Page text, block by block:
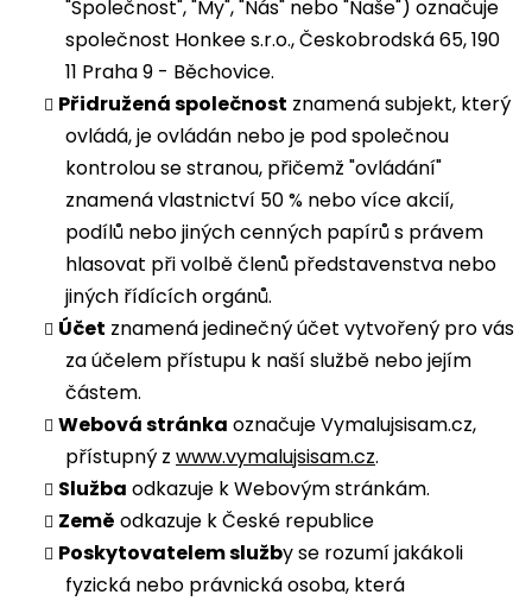
"Společnost", "My", "Nás" nebo "Naše") označuje
společnost Honkee s.r.o., Českobrodská 65, 190
11 Praha 9 - Běchovice.
Přidružená společnost znamená subjekt, který
ovládá, je ovládán nebo je pod společnou
kontrolou se stranou, přičemž "ovládání"
znamená vlastnictví 50 % nebo více akcií,
podílů nebo jiných cenných papírů s právem
hlasovat při volbě členů představenstva nebo
jiných řídících orgánů.
Účet znamená jedinečný účet vytvořený pro vás
za účelem přístupu k naší službě nebo jejím
částem.
Webová stránka označuje Vymalujsisam.cz,
přístupný z www.vymalujsisam.cz.
Služba odkazuje k Webovým stránkám.
Země odkazuje k České republice
Poskytovatelem služby se rozumí jakákoli
fyzická nebo právnická osoba, která